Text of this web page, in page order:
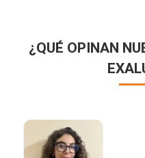
¿QUÉ OPINAN